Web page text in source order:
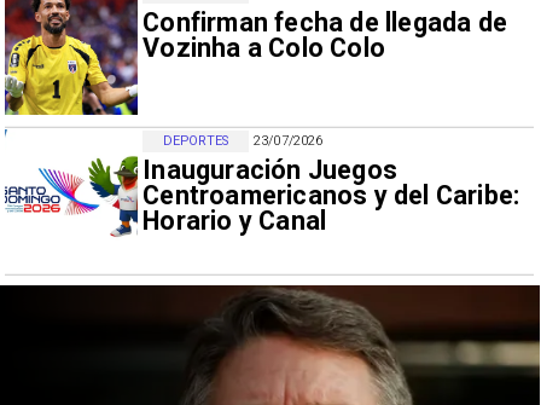
Confirman fecha de llegada de
Vozinha a Colo Colo
23/07/2026
Inauguración Juegos
Centroamericanos y del Caribe:
Horario y Canal
DEPORTES